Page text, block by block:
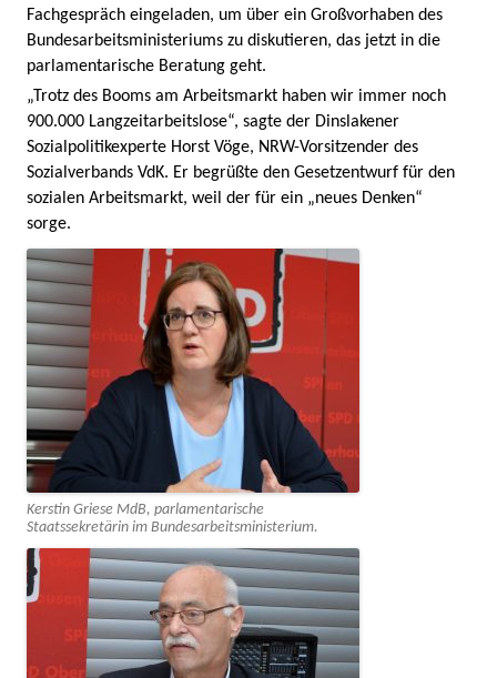
Fachgespräch eingeladen, um über ein Großvorhaben des
Bundesarbeitsministeriums zu diskutieren, das jetzt in die
parlamentarische Beratung geht.
„Trotz des Booms am Arbeitsmarkt haben wir immer noch
900.000 Langzeitarbeitslose“, sagte der Dinslakener
Sozialpolitikexperte Horst Vöge, NRW-Vorsitzender des
Sozialverbands VdK. Er begrüßte den Gesetzentwurf für den
sozialen Arbeitsmarkt, weil der für ein „neues Denken“
sorge.
Kerstin Griese MdB, parlamentarische
Staatssekretärin im Bundesarbeitsministerium.